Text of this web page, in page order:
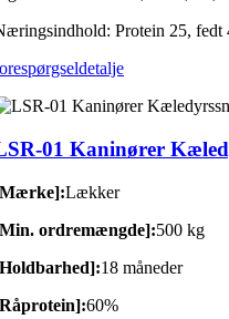
Protein 25, fedt
detalje
01 Kaninører
Lækker
ordremængde]:500 kg
18 måneder
60%